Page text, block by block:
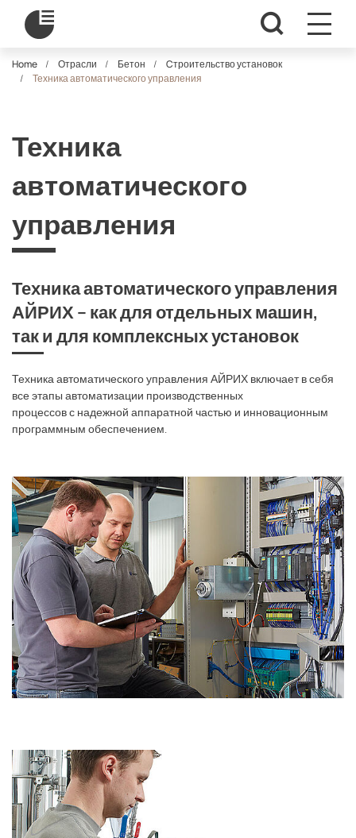
Home Отрасли Бетон
Cтроительство установок
Техника автоматического управления
Техника
автоматического
управления
Техника автоматического управления
АЙРИХ – как для отдельных машин,
так и для комплексных установок
Техника автоматического управления АЙРИХ включает в себя
все этапы автоматизации производственных
процессов с надежной аппаратной частью и инновационным
программным обеспечением.